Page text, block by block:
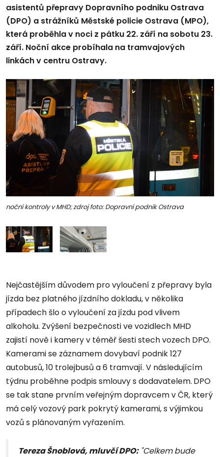
asistentů přepravy Dopravního podniku Ostrava
(DPO) a strážníků Městské policie Ostrava (MPO),
která proběhla v noci z pátku 22. září na sobotu 23.
září. Noční akce probíhala na tramvajových
linkách v centru Ostravy.
noční kontroly v MHD; zdroj foto: Dopravní podnik Ostrava
Nejčastějším důvodem pro vyloučení z přepravy byla
jízda bez platného jízdního dokladu, v několika
případech šlo o vyloučení za jízdu pod vlivem
alkoholu. Zvýšení bezpečnosti ve vozidlech MHD
zajistí nově i kamery v téměř šesti stech vozech DPO.
Kamerami se záznamem dovybaví podnik 127
autobusů, 10 trolejbusů a 6 tramvají. V následujícím
týdnu proběhne podpis smlouvy s dodavatelem. DPO
se tak stane prvním veřejným dopravcem v ČR, který
má celý vozový park pokrytý kamerami, s výjimkou
vozů s plánovaným vyřazením.
Tereza Šnoblová, mluvčí DPO:"Celkem bude